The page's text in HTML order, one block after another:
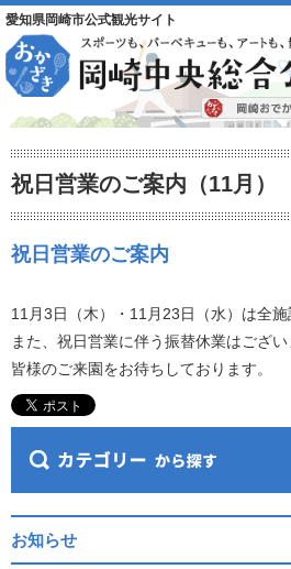
愛知県岡崎市公式観光サイト
祝日営業のご案内（11月）
祝日営業のご案内
11月3日（木）・11月23日（水）は全施
また、祝日営業に伴う振替休業はござい
皆様のご来園をお待ちしております。
お知らせ